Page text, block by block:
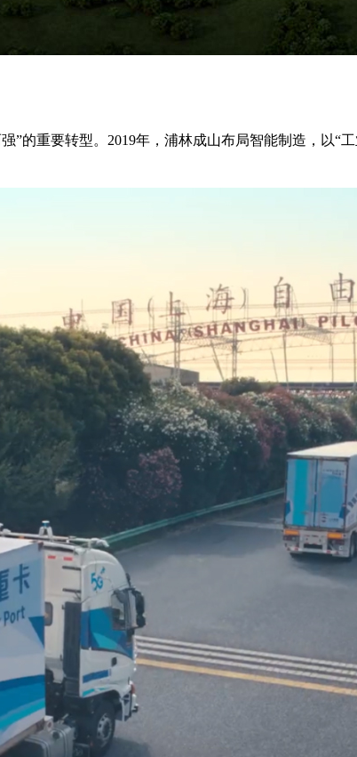
”的重要转型。2019年，浦林成山布局智能制造，以“